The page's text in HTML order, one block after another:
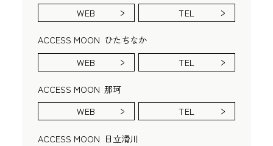
WEB
TEL
ACCESS MOON ひたちなか
WEB
TEL
ACCESS MOON 那珂
WEB
TEL
ACCESS MOON 日立滑川